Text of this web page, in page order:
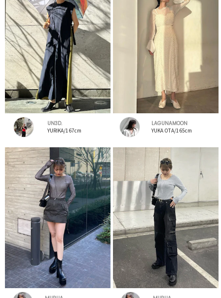
UN3D.
YURIKA/167cm
LAGUNAMOON
YUKA OTA/165cm